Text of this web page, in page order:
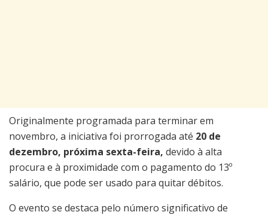
Originalmente programada para terminar em
novembro, a iniciativa foi prorrogada até 20 de
dezembro, próxima sexta-feira, devido à alta
procura e à proximidade com o pagamento do 13º
salário, que pode ser usado para quitar débitos.
O evento se destaca pelo número significativo de